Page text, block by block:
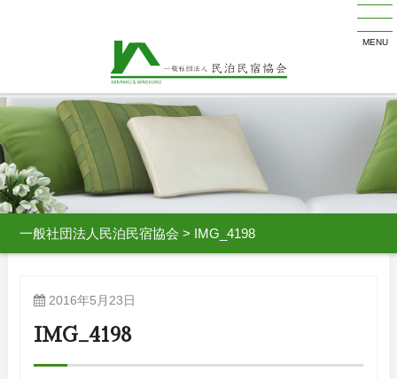
MENU
一般社団法人民泊民宿協会 > IMG_4198
2016年5月23日
IMG_4198